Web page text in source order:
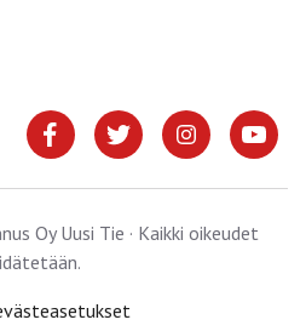
Oy Uusi Tie · Kaikki oikeudet